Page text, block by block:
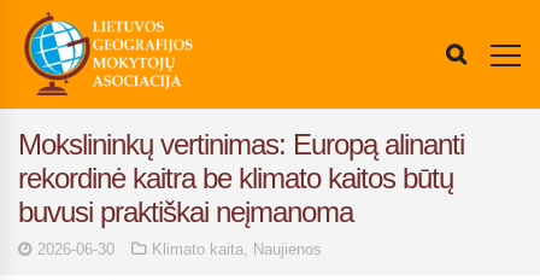
Mokslininkų vertinimas: Europą alinanti
rekordinė kaitra be klimato kaitos būtų
buvusi praktiškai neįmanoma
2026-06-30 Klimato kaita, Naujienos